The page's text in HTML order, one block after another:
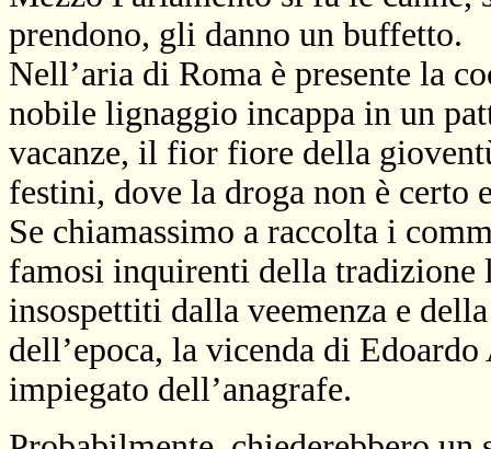
prendono, gli danno un buffetto.
Nell’aria di Roma è presente la
nobile lignaggio incappa in un
vacanze, il fior fiore della
festini, dove la droga non è certo
Se chiamassimo a raccolta i
famosi inquirenti della tradizione
insospettiti dalla veemenza e
dell’epoca, la vicenda di
impiegato dell’anagrafe.